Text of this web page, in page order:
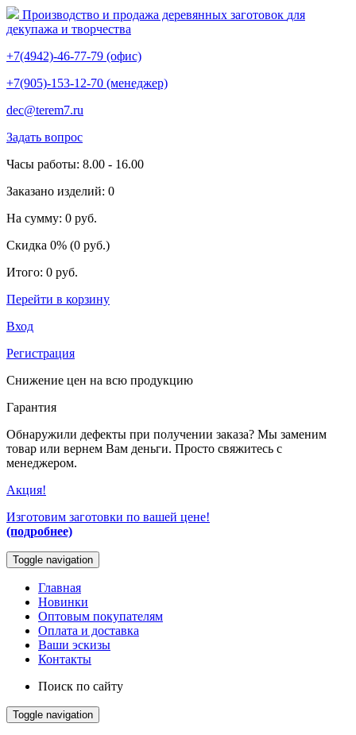
Производство и продажа деревянных заготовок для
декупажа и творчества
+7(4942)-46-77-79 (офис)
+7(905)-153-12-70 (менеджер)
dec@terem7.ru
Задать вопрос
Часы работы: 8.00 - 16.00
Заказано изделий: 0
На сумму: 0 руб.
Скидка 0% (0 руб.)
Итого: 0 руб.
Перейти в корзину
Вход
Регистрация
Снижение цен на всю продукцию
Гарантия
Обнаружили дефекты при получении заказа? Мы заменим
товар или вернем Вам деньги. Просто свяжитесь с
менеджером.
Акция!
Изготовим заготовки по вашей цене!
(подробнее)
Toggle navigation
Главная
Новинки
Оптовым покупателям
Оплата и доставка
Ваши эскизы
Контакты
Поиск по сайту
Toggle navigation